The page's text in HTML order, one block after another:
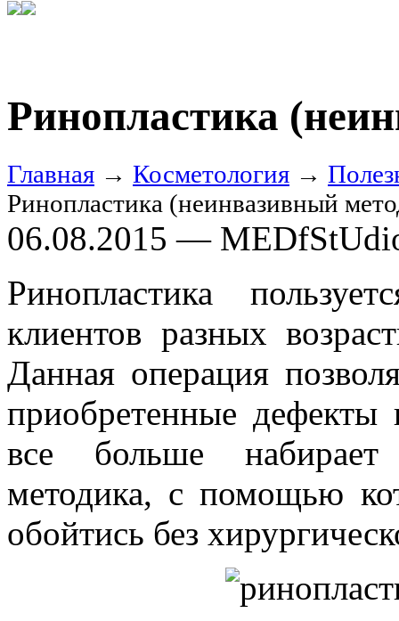
Ринопластика
Главная → Косметология →
Ринопластика (неинвазивный
06.08.2015 —
Ринопластика
клиентов разных
Данная операция
приобретенные дефекты
все больше набирает
методика, с помощью
обойтись без